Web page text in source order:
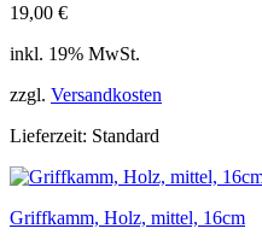
19,00 €
inkl. 19% MwSt.
zzgl. Versandkosten
Lieferzeit: Standard
Griffkamm, Holz, mittel, 16cm